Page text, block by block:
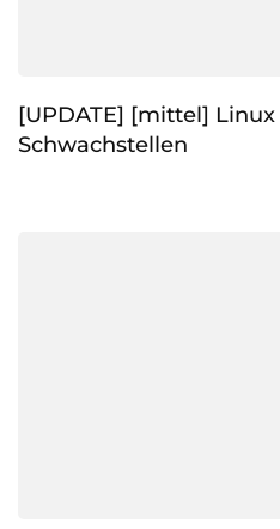
[UPDATE] [mittel]
Schwachstellen